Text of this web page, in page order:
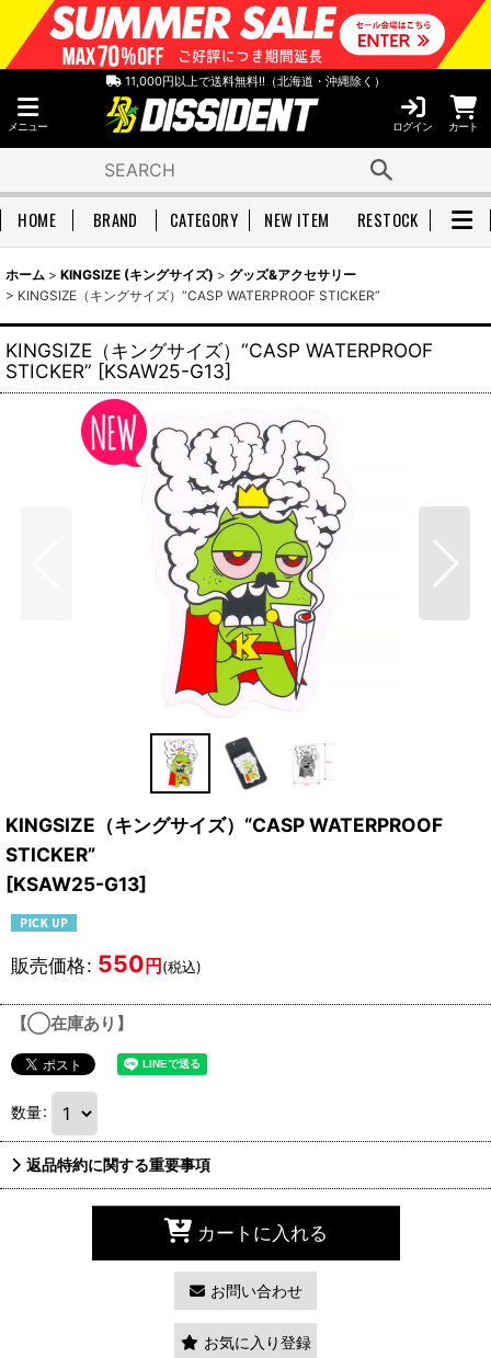
11,000円以上で送料無料!!（北海道・沖縄除く）
メニュー ログイン カート
HOME BRAND CATEGORY NEW ITEM RESTOCK
ホーム > KINGSIZE (キングサイズ) > グッズ&アクセサリー
> KINGSIZE（キングサイズ）“CASP WATERPROOF STICKER”
KINGSIZE（キングサイズ）“CASP WATERPROOF
STICKER” [KSAW25-G13]
KINGSIZE（キングサイズ）“CASP WATERPROOF
STICKER”
[KSAW25-G13]
販売価格: 550円(税込)
【◯在庫あり】
数量:
返品特約に関する重要事項
カートに入れる
お問い合わせ
お気に入り登録